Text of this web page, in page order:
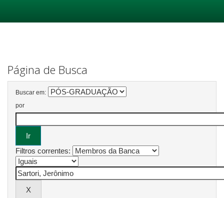
Página de Busca
Buscar em:
por
Filtros correntes: